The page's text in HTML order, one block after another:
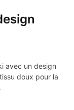
avec un design
doux pour la